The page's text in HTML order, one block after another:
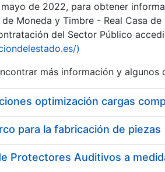
de 2022, para obtener
Moneda y Timbre - Real Casa
del Sector Público
)
más información y algunos
optimización cargas
para la fabricación de piezas